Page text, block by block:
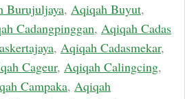
Burujuljaya, Aqiqah Buyut,
Cadangpinggan, Aqiqah Cadas
, Aqiqah Cadasmekar,
Cageur, Aqiqah Calingcing,
Campaka, Aqiqah